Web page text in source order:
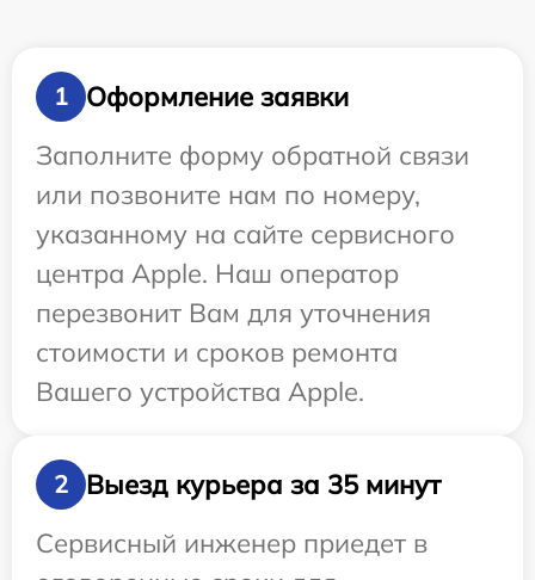
1
Оформление заявки
Заполните форму обратной связи
или позвоните нам по номеру,
указанному на сайте сервисного
центра Apple. Наш оператор
перезвонит Вам для уточнения
стоимости и сроков ремонта
Вашего устройства Apple.
2
Выезд курьера за 35 минут
Сервисный инженер приедет в